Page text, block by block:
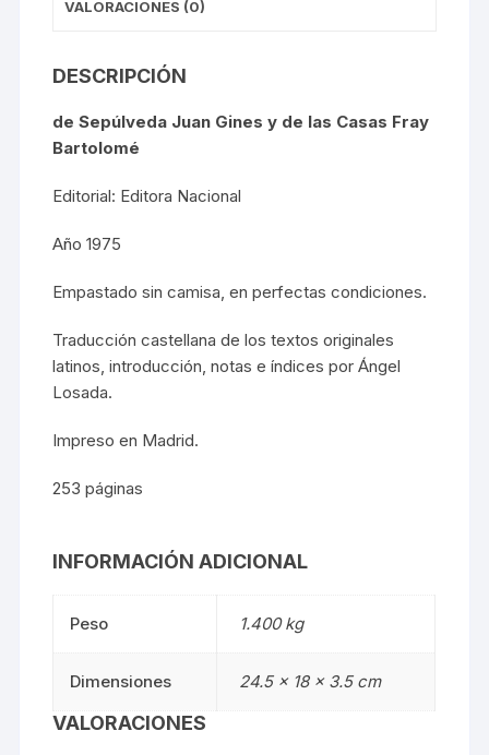
VALORACIONES (0)
DESCRIPCIÓN
de Sepúlveda Juan Gines y de las Casas Fray
Bartolomé
Editorial: Editora Nacional
Año 1975
Empastado sin camisa, en perfectas condiciones.
Traducción castellana de los textos originales
latinos, introducción, notas e índices por Ángel
Losada.
Impreso en Madrid.
253 páginas
INFORMACIÓN ADICIONAL
Peso 1.400 kg
Dimensiones 24.5 × 18 × 3.5 cm
VALORACIONES